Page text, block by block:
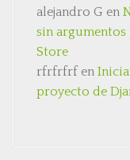
alejandro G en
sin
Store
rfrfrfrf en
proyecto de